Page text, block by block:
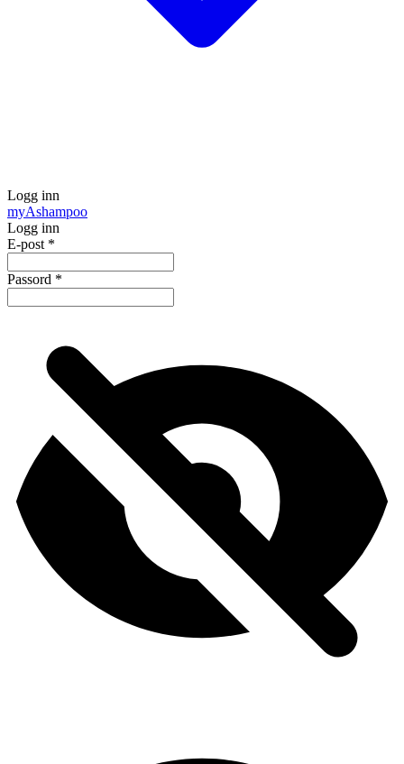
Logg inn
myAshampoo
Logg inn
E-post *
Passord *